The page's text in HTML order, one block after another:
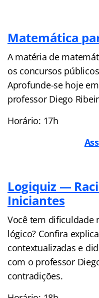
Matemática
A matéria de
os concursos
Aprofunde-se hoje
professor Diego
Horário: 17h
Logiquiz —
Iniciantes
Você tem dificuldade
lógico? Confira
contextualizadas e
com o professor
contradições.